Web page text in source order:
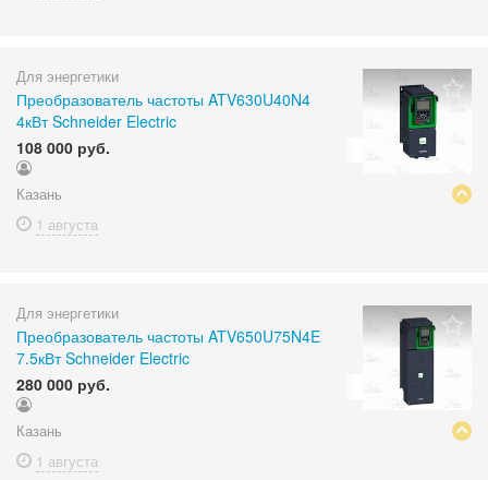
Для энергетики
Преобразователь частоты ATV630U40N4
4кВт Schneider Electric
108 000 руб.
Казань
1 августа
Для энергетики
Преобразователь частоты ATV650U75N4E
7.5кВт Schneider Electric
280 000 руб.
Казань
1 августа